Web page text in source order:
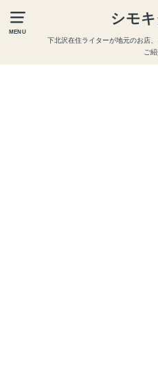
MENU
シモ
下北沢在住ライターが地元のお店
ご